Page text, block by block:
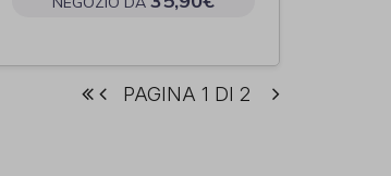
PAGINA 1 DI 2